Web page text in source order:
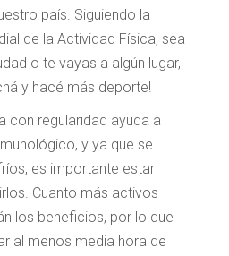
país. Siguiendo la
de la Actividad Física, sea
o te vayas a algún lugar,
y hacé más deporte!
con regularidad ayuda a
y ya que se
es importante estar
Cuanto más activos
los beneficios, por lo que
al menos media hora de